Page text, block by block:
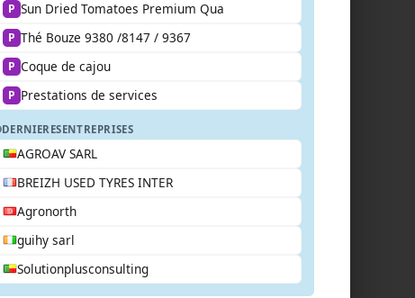
P Sun Dried Tomatoes Premium Qua
P Thé Bouze 9380 /8147 / 9367
P Coque de cajou
P Prestations de services
DERNIERESENTREPRISES
AGROAV SARL
BREIZH USED TYRES INTER
Agronorth
guihy sarl
Solutionplusconsulting